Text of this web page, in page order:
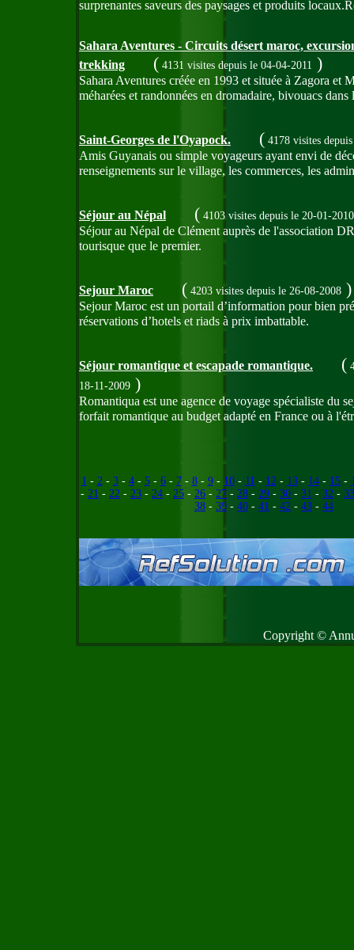
surprenantes saveurs des paysages et produits
Sahara Aventures - Circuits désert maroc,
trekking
( 4131 visites depuis le 04-04-2011 )
Sahara Aventures créée en 1993 et située à Zagora
méharées et randonnées en dromadaire, bivouacs
Saint-Georges de l'Oyapock. ( 4178 visites
Amis Guyanais ou simple voyageurs ayant envi de
renseignements sur le village, les commerces, les
Séjour au Népal ( 4103 visites depuis le 20-01-2010
Séjour au Népal de Clément auprès de l'association
tourisque que le premier.
Sejour Maroc ( 4203 visites depuis le 26-08-2008 )
Sejour Maroc est un portail d’information pour bien
réservations d’hotels et riads à prix imbattable.
Séjour romantique et escapade romantique. (
18-11-2009 )
Romantiqua est une agence de voyage spécialiste du
forfait romantique au budget adapté en France ou à
1 - 2- 3- 4- 5- 6- 7- 8- 9- 10- 11 - 12- 13- 14- 15-
- 21 - 22 - 23 - 24 - 25 - 26 - 27 - 28 - 29 - 30 - 31 - 32 - 33
38 - 39 - 40 - 41 - 42 - 43 - 44
Copyright ©